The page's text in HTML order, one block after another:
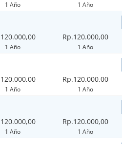
1 Año 1 Año
1 Año
Rp.120.000,00
1 Año
1 Año
Rp.120.000,00
1 Año
1 Año
Rp.120.000,00
1 Año